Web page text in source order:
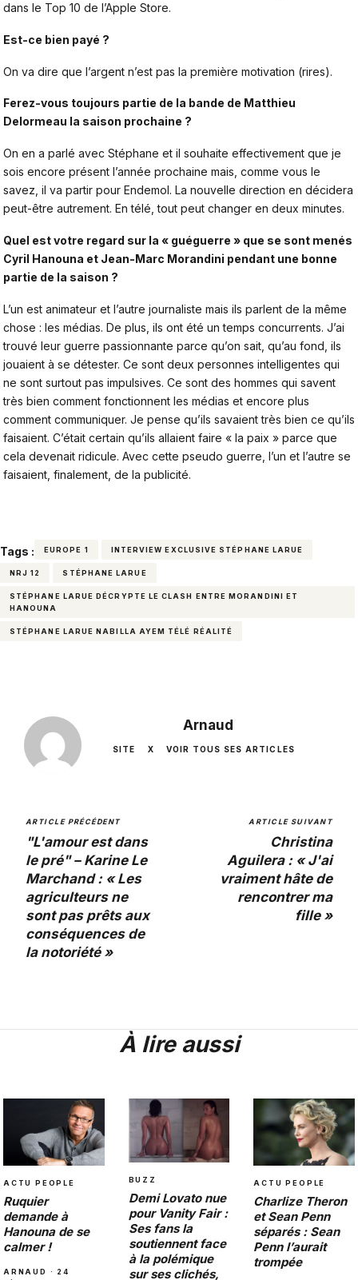
dans le Top 10 de l’Apple Store.
Est-ce bien payé ?
On va dire que l’argent n’est pas la première motivation (rires).
Ferez-vous toujours partie de la bande de Matthieu
Delormeau la saison prochaine ?
On en a parlé avec Stéphane et il souhaite effectivement que je
sois encore présent l’année prochaine mais, comme vous le
savez, il va partir pour Endemol. La nouvelle direction en décidera
peut-être autrement. En télé, tout peut changer en deux minutes.
Quel est votre regard sur la « guéguerre » que se sont menés
Cyril Hanouna et Jean-Marc Morandini pendant une bonne
partie de la saison ?
L’un est animateur et l’autre journaliste mais ils parlent de la même
chose : les médias. De plus, ils ont été un temps concurrents. J’ai
trouvé leur guerre passionnante parce qu’on sait, qu’au fond, ils
jouaient à se détester. Ce sont deux personnes intelligentes qui
ne sont surtout pas impulsives. Ce sont des hommes qui savent
très bien comment fonctionnent les médias et encore plus
comment communiquer. Je pense qu’ils savaient très bien ce qu’ils
faisaient. C’était certain qu’ils allaient faire « la paix » parce que
cela devenait ridicule. Avec cette pseudo guerre, l’un et l’autre se
faisaient, finalement, de la publicité.
Tags : EUROPE 1 INTERVIEW EXCLUSIVE STÉPHANE LARUE
NRJ 12 STÉPHANE LARUE
STÉPHANE LARUE DÉCRYPTE LE CLASH ENTRE MORANDINI ET
HANOUNA
STÉPHANE LARUE NABILLA AYEM TÉLÉ RÉALITÉ
Arnaud
SITE X VOIR TOUS SES ARTICLES
ARTICLE PRÉCÉDENT
"L'amour est dans
le pré" – Karine Le
Marchand : « Les
agriculteurs ne
sont pas prêts aux
conséquences de
la notoriété »
ARTICLE SUIVANT
Christina
Aguilera : « J'ai
vraiment hâte de
rencontrer ma
fille »
À lire aussi
ACTU PEOPLE
Ruquier
demande à
Hanouna de se
calmer !
ARNAUD · 24
BUZZ
Demi Lovato nue
pour Vanity Fair :
Ses fans la
soutiennent face
à la polémique
sur ses clichés,
ACTU PEOPLE
Charlize Theron
et Sean Penn
séparés : Sean
Penn l’aurait
trompée